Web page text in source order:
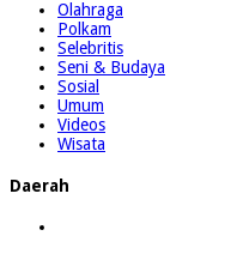
Olahraga
Polkam
Selebritis
Seni & Budaya
Sosial
Umum
Videos
Wisata
Daerah